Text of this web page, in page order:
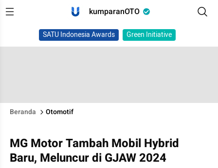
kumparanOTO
SATU Indonesia Awards Green Initiative
Beranda Otomotif
MG Motor Tambah Mobil Hybrid
Baru, Meluncur di GJAW 2024